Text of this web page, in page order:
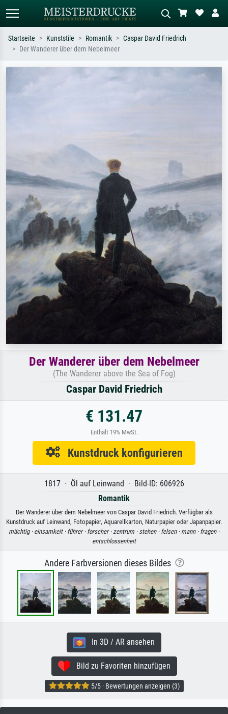
Beschreiben Sie die Szene – z.B. Grüne
Startseite Kunststile Romantik
Caspar David Friedrich
Der Wanderer über dem Nebelmeer
Der Wanderer über dem Nebelmeer
(The Wanderer above the Sea of Fog)
Caspar David Friedrich
€ 131.47
Enthält 19% MwSt.
Kunstdruck konfigurieren
1817 · Öl auf Leinwand · Bild-ID: 606926
Romantik
Der Wanderer über dem Nebelmeer von Caspar David Friedrich. Verfügbar als
Kunstdruck auf Leinwand, Fotopapier, Aquarellkarton, Naturpapier oder Japanpapier.
mächtig · einsamkeit · führer · forscher · zentrum · stehen · felsen · mann · fragen ·
entschlossenheit
Andere Farbversionen dieses Bildes
In 3D / AR ansehen
Bild zu Favoriten hinzufügen
5/5 · Bewertungen anzeigen (3)